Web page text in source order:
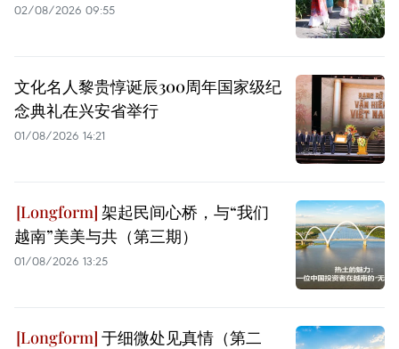
02/08/2026 09:55
文化名人黎贵惇诞辰300周年国家级纪
念典礼在兴安省举行
01/08/2026 14:21
架起民间心桥，与“我们
越南”美美与共（第三期）
01/08/2026 13:25
于细微处见真情（第二